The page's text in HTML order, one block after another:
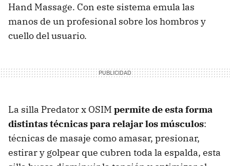
Hand Massage. Con este sistema emula las
manos de un profesional sobre los hombros y
cuello del usuario.
La silla Predator x OSIM permite de esta forma
distintas técnicas para relajar los músculos:
técnicas de masaje como amasar, presionar,
estirar y golpear que cubren toda la espalda, esta